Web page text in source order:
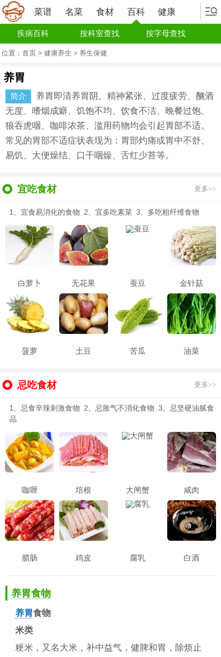
菜谱 名菜 食材 百科 健康
疾病百科 按科室查找 按字母查找
位置： 首页 > 健康养生 > 养生保健
养胃
简介
养胃即清养胃阴。精神紧张、过度疲劳、酗酒
无度、嗜烟成癖、饥饱不均、饮食不洁、晚餐过饱、
狼吞虎咽、咖啡浓茶、滥用药物均会引起胃部不适。
常见的胃部不适症状表现为：胃部灼痛或胃中不舒、
易饥、大便燥结、口干咽燥、舌红少苔等。
宜吃食材 更多>>
1、宜食易消化的食物 2、宜多吃素菜 3、多吃粗纤维食物
白萝卜 无花果 蚕豆 金针菇
菠萝 土豆 苦瓜 油菜
忌吃食材 更多>>
1、忌食辛辣刺激食物 2、忌胀气不消化食物 3、忌坚硬油腻食
品
咖喱 培根 大闸蟹 咸肉
腊肠 鸡皮 腐乳 白酒
养胃食物
养胃食物
米类
粳米，又名大米，补中益气，健脾和胃，除烦止